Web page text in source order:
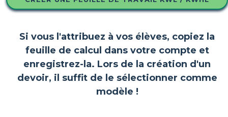
Si vous l'attribuez à vos élèves, copiez la
feuille de calcul dans votre compte et
enregistrez-la. Lors de la création d'un
devoir, il suffit de le sélectionner comme
modèle !